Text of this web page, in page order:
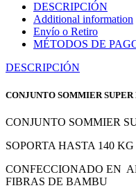
DESCRIPCIÓN
Additional information
Envío o Retiro
MÉTODOS DE
DESCRIPCIÓN
CONJUNTO SOMMIER
CONJUNTO SOMMIER
SOPORTA HASTA 140
CONFECCIONADO EN
FIBRAS DE BAMBU